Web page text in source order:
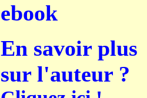
ebook
En savoir plus
sur l'auteur ?